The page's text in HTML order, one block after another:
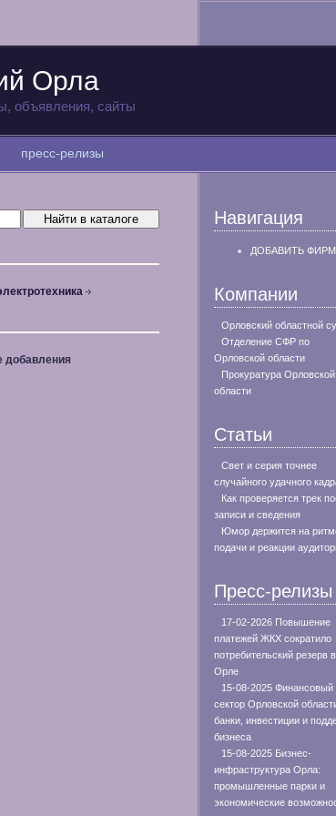
Орла
объявления, сайты
пресс-релизы
добавления
Навигация
ДОБАВИТЬ
Компании
Орловский областной
Отделение СФР по
Орловской области
Прокуратура Орловской
области
Статьи
Свет и серия точнее
случайного удачного
Как проверяется трек
записи и сведения
Юмор держится на
подачи и реакции
Пресс-релизы
17-02-2026 Повышение
платежей ЖКХ сократило
потребительский резерв в
Орле
15-08-2025 Финансовый
сектор Орловской
банки, инвестиции и
бизнеса
15-08-2025 Бизнес-
инфраструктура Орла:
промышленные парки и
экономические